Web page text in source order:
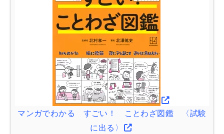
マンガでわかる すごい！ ことわざ図鑑 〈試験
に出る〉